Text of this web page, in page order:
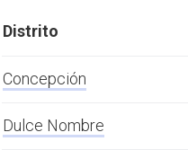
Distrito
Concepción
Dulce Nombre